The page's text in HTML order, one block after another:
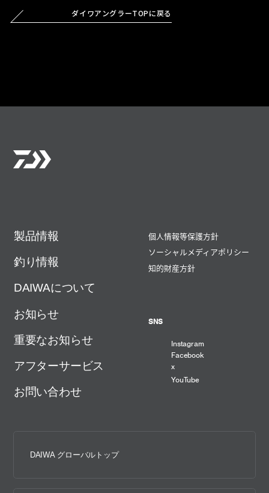
ダイワアングラーTOPに戻る
製品情報
釣り情報
DAIWAについて
お知らせ
重要なお知らせ
アフターサービス
お問い合わせ
個人情報等保護方針
ソーシャルメディアポリシー
知的財産方針
SNS
Instagram
Facebook
x
YouTube
DAIWA グローバルトップ